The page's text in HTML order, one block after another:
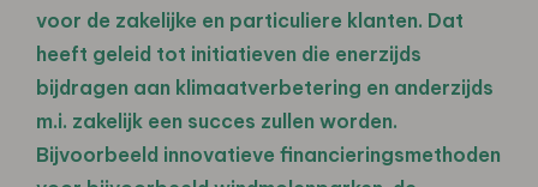
voor de zakelijke en particuliere klanten. Dat
heeft geleid tot initiatieven die enerzijds
bijdragen aan klimaatverbetering en anderzijds
m.i. zakelijk een succes zullen worden.
Bijvoorbeeld innovatieve financieringsmethoden